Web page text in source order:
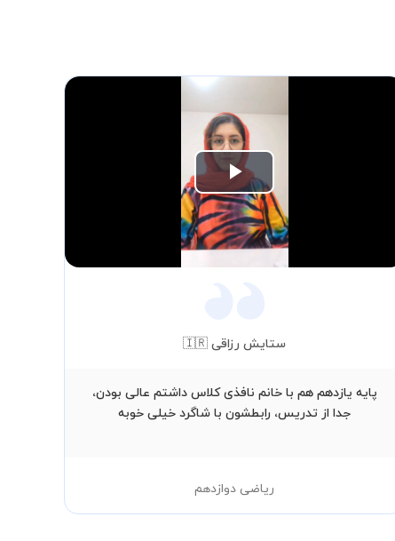
Play
Video
ستایش رزاقی 🇮🇷
پایه یازدهم هم با خانم نافذی کلاس داشتم عالی بودن،
جدا از تدریس، رابطشون با شاگرد خیلی خوبه
ریاضی دوازدهم